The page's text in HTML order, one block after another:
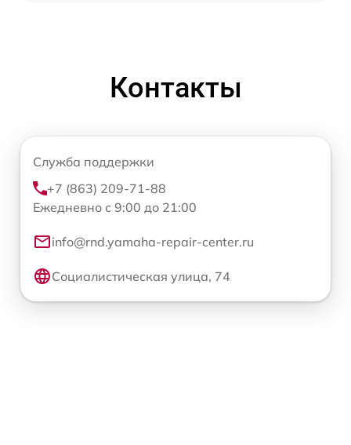
Контакты
Служба поддержки
+7 (863) 209-71-88
Ежедневно с 9:00 до 21:00
info@rnd.yamaha-repair-center.ru
Социалистическая улица, 74